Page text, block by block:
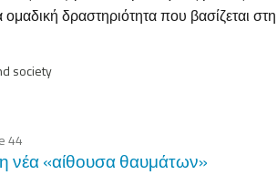
ομαδική δραστηριότητα που βασίζεται
society
44
νέα «αίθουσα θαυμάτων»